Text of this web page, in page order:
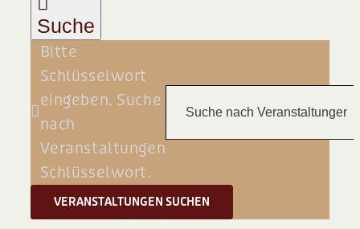
BLOG
MAI
2025
Suche
Bitte
Schlüsselwort
eingeben. Suche
nach
Veranstaltungen
Schlüsselwort.
VERANSTALTUNGEN SUCHEN